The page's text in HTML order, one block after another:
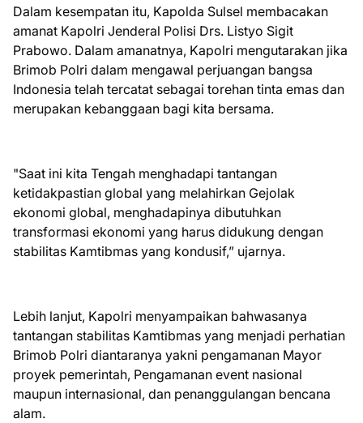
Dalam kesempatan itu, Kapolda Sulsel membacakan
amanat Kapolri Jenderal Polisi Drs. Listyo Sigit
Prabowo. Dalam amanatnya, Kapolri mengutarakan jika
Brimob Polri dalam mengawal perjuangan bangsa
Indonesia telah tercatat sebagai torehan tinta emas dan
merupakan kebanggaan bagi kita bersama.
"Saat ini kita Tengah menghadapi tantangan
ketidakpastian global yang melahirkan Gejolak
ekonomi global, menghadapinya dibutuhkan
transformasi ekonomi yang harus didukung dengan
stabilitas Kamtibmas yang kondusif,” ujarnya.
Lebih lanjut, Kapolri menyampaikan bahwasanya
tantangan stabilitas Kamtibmas yang menjadi perhatian
Brimob Polri diantaranya yakni pengamanan Mayor
proyek pemerintah, Pengamanan event nasional
maupun internasional, dan penanggulangan bencana
alam.